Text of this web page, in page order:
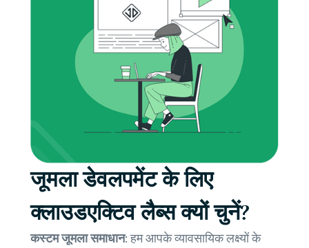
जूमला डेवलपमेंट के लिए
क्लाउडएक्टिव लैब्स क्यों चुनें?
कस्टम जूमला समाधान:हम आपके व्यावसायिक लक्ष्यों के